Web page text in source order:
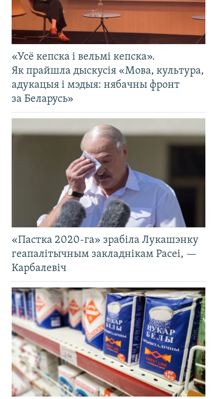
«Усё кепска і вельмі кепска».
Як прайшла дыскусія «Мова, культура,
адукацыя і мэдыя: нябачны фронт
за Беларусь»
«Пастка 2020-га» зрабіла Лукашэнку
геапалітычным закладнікам Расеі, —
Карбалевіч